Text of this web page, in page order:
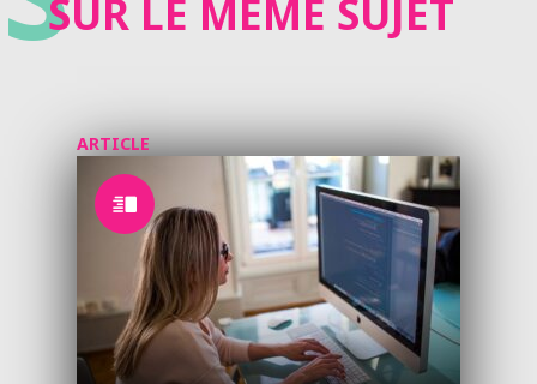
SUR LE MÊME SUJET
ARTICLE